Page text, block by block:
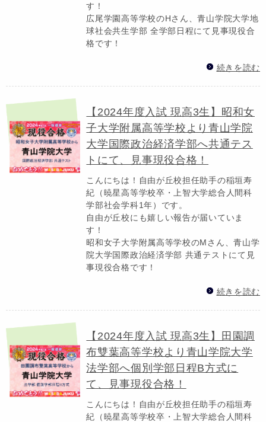
す！
広尾学園高等学校のHさん、青山学院大学地
球社会共生学部 全学部日程にて見事現役合
格です！
続きを読む
【2024年度入試 現高3生】昭和女
子大学附属高等学校より青山学院
大学国際政治経済学部へ共通テス
トにて、見事現役合格！
こんにちは！自由が丘校担任助手の稲垣寿
紀（暁星高等学校卒・上智大学総合人間科
学部社会学科1年）です。
自由が丘校にも嬉しい報告が届いていま
す！
昭和女子大学附属高等学校のMさん、青山学
院大学国際政治経済学部 共通テストにて見
事現役合格です！
続きを読む
【2024年度入試 現高3生】田園調
布雙葉高等学校より青山学院大学
法学部へ個別学部日程B方式に
て、見事現役合格！
こんにちは！自由が丘校担任助手の稲垣寿
紀（暁星高等学校卒・上智大学総合人間科